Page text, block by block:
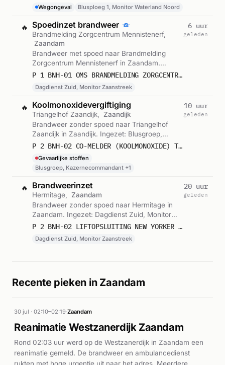
Wegongeval Blusploeg 1, Monitor Waterland Noord
🔥 Spoedinzet brandweer
Brandmelding Zorgcentrum Mennistenerf,
Zaandam
Brandweer met spoed naar Brandmelding
Zorgcentrum Mennistenerf in Zaandam.
Ingezet: Dagdienst Zuid, Monitor Zaanstreek.P 1 BNH-01 OMS BRANDMELDING ZORGCENTRUM MENNISTENERF GEBOUW 2/3 H GERHARDSTRAAT ZAANDAM 118033
Dagdienst Zuid, Monitor Zaanstreek
6 uur
geleden
🔥 Koolmonoxidevergiftiging
Triangelhof Zaandijk,
Zaandijk
Brandweer zonder spoed naar Triangelhof
Zaandijk in Zaandijk. Ingezet: Blusgroep,
Kazernecommandant, Monitor Zaanstreek. Let
om 04:01.
P 2 BNH-02 CO-MELDER (KOOLMONOXIDE) TRIANGELHOF ZAANDIJK 110831
Gevaarlijke stoffen
Blusgroep, Kazernecommandant +1
10 uur
geleden
🔥 Brandweerinzet
Hermitage,
Zaandam
Brandweer zonder spoed naar Hermitage in
Zaandam. Ingezet: Dagdienst Zuid, Monitor
Zaanstreek. Gemeld om 18:06.
P 2 BNH-02 LIFTOPSLUITING NEW YORKER HERMITAGE ZAANDAM 118033
Dagdienst Zuid, Monitor Zaanstreek
20 uur
geleden
Recente pieken in Zaandam
30 jul · 02:10–02:19·Zaandam
Reanimatie Westzanerdijk Zaandam
Rond 02:03 uur werd op de Westzanerdijk in Zaandam een
reanimatie gemeld. De brandweer en ambulancedienst
rukten met hoge urgentie uit naar het adres. Meerdere